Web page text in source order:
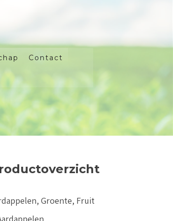
Contact
Groente, Fruit